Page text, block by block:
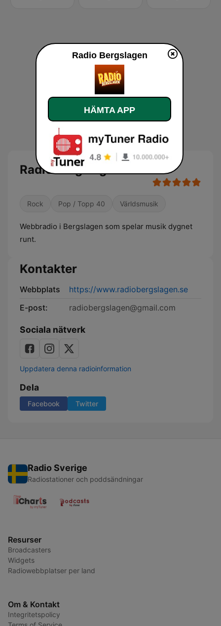
Radio Bergslagen
Rock Pop / Topp 40 Världsmusik
Webbradio i Bergslagen som spelar musik dygnet
runt.
Kontakter
Webbplats
https://www.radiobergslagen.se
E-post:
radiobergslagen@gmail.com
Sociala nätverk
Uppdatera denna radioinformation
Dela
Facebook Twitter
Radio Sverige
Radiostationer och poddsändningar
Resurser
Broadcasters
Widgets
Radiowebbplatser per land
Om & Kontakt
Integritetspolicy
Radio Bergslagen
HÄMTA APP